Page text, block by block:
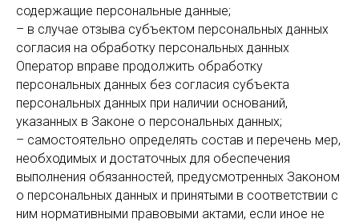
содержащие персональные данные;
– в случае отзыва субъектом персональных данных
согласия на обработку персональных данных
Оператор вправе продолжить обработку
персональных данных без согласия субъекта
персональных данных при наличии оснований,
указанных в Законе о персональных данных;
– самостоятельно определять состав и перечень мер,
необходимых и достаточных для обеспечения
выполнения обязанностей, предусмотренных Законом
о персональных данных и принятыми в соответствии с
ним нормативными правовыми актами, если иное не